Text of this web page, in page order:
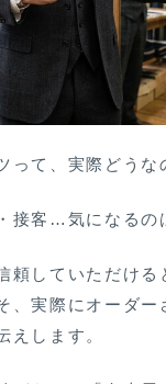
って、実際どうな
接客…気になるの
頼していただける
、実際にオーダー
えします。